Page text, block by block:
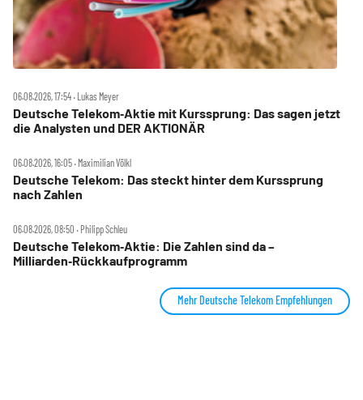
06.08.2026, 17:54 ‧ Lukas Meyer
Deutsche Telekom‑Aktie mit Kurssprung: Das sagen jetzt
die Analysten und DER AKTIONÄR
06.08.2026, 16:05 ‧ Maximilian Völkl
Deutsche Telekom: Das steckt hinter dem Kurssprung
nach Zahlen
06.08.2026, 08:50 ‧ Philipp Schleu
Deutsche Telekom‑Aktie: Die Zahlen sind da –
Milliarden‑Rückkaufprogramm
Mehr Deutsche Telekom Empfehlungen